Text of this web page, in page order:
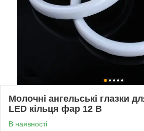
Молочні ангельські глазки
LED кільця фар 12 В
В наявності